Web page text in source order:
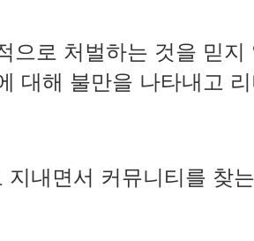
으로 처벌하는 것을 믿지
대해 불만을 나타내고 리
내면서 커뮤니티를 찾는